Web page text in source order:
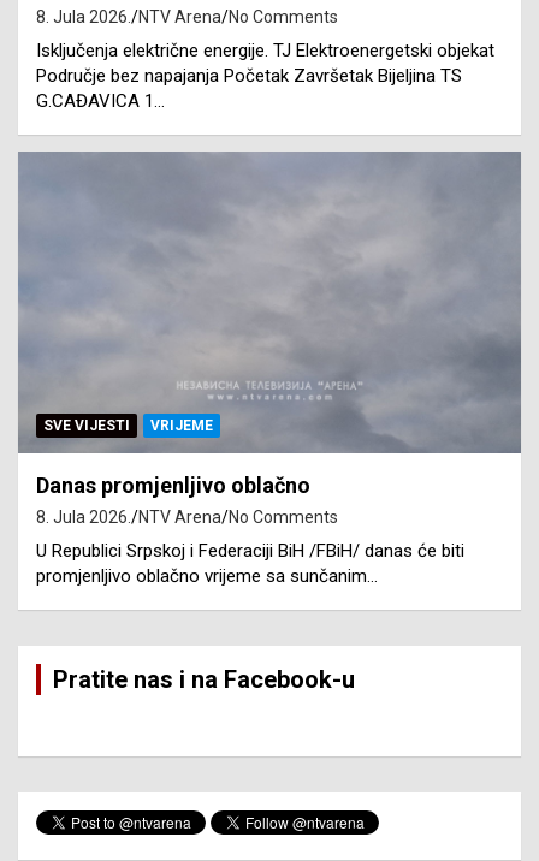
8. Jula 2026. NTV Arena No Comments
Isključenja električne energije. TJ Elektroenergetski objekat
Područje bez napajanja Početak Završetak Bijeljina TS
G.CAĐAVICA 1…
SVE VIJESTI VRIJEME
Danas promjenljivo oblačno
8. Jula 2026. NTV Arena No Comments
U Republici Srpskoj i Federaciji BiH /FBiH/ danas će biti
promjenljivo oblačno vrijeme sa sunčanim…
Pratite nas i na Facebook-u